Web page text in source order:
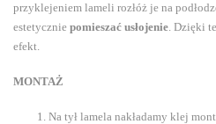
przyklejeniem lameli rozłóż je na
estetycznie pomieszać usłojenie. Dzięki
efekt.
MONTAŻ
Na tył lamela nakładamy klej